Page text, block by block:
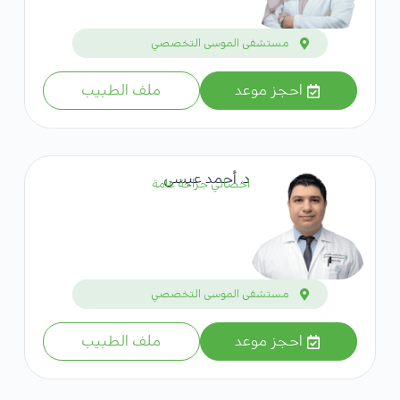
مستشفى الموسى التخصصي
احجز موعد ملف الطبيب
د. أحمد عيسى
اخصائي جراحة عامة
مستشفى الموسى التخصصي
احجز موعد ملف الطبيب